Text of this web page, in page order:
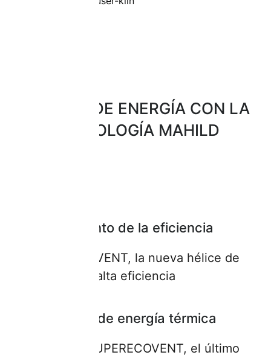
AHORRO DE ENERGÍA CON LA
TECNOLOGÍA MAHILD
Aumento de la eficiencia
con PENTAVENT, la nueva hélice de
alta eficiencia
Ahorro de energía térmica
gracias a SUPERECOVENT, el último